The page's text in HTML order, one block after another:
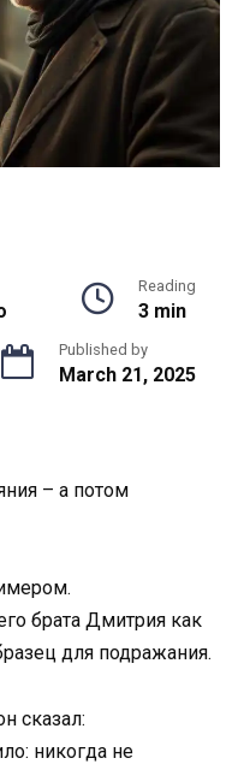
Reading
3 min
Published by
March 21, 2025
– а потом
брата Дмитрия как
для подражания.
сказал:
никогда не